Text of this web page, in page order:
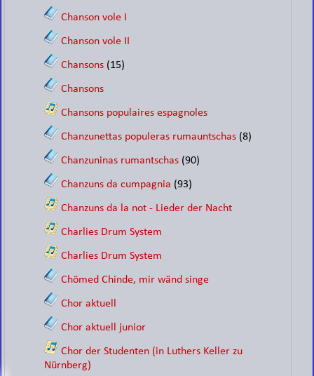
Chanson vole I
Chanson vole II
Chansons (15)
Chansons
Chansons populaires espagnoles
Chanzunettas populeras rumauntschas (8)
Chanzuninas rumantschas (90)
Chanzuns da cumpagnia (93)
Chanzuns da la not - Lieder der Nacht
Charlies Drum System
Charlies Drum System
Chömed Chinde, mir wänd singe
Chor aktuell
Chor aktuell junior
Chor der Studenten (in Luthers Keller zu
Nürnberg)